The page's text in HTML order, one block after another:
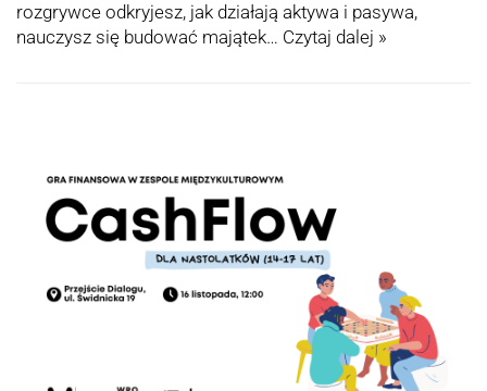
rozgrywce odkryjesz, jak działają aktywa i pasywa,
nauczysz się budować majątek… Czytaj dalej »